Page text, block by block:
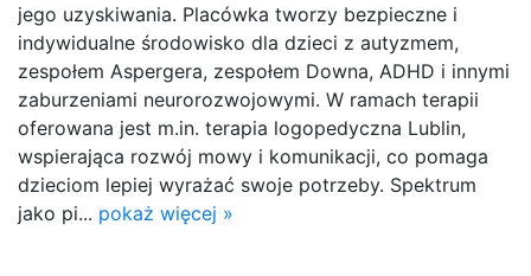
jego uzyskiwania. Placówka tworzy bezpieczne i
indywidualne środowisko dla dzieci z autyzmem,
zespołem Aspergera, zespołem Downa, ADHD i innymi
zaburzeniami neurorozwojowymi. W ramach terapii
oferowana jest m.in. terapia logopedyczna Lublin,
wspierająca rozwój mowy i komunikacji, co pomaga
dzieciom lepiej wyrażać swoje potrzeby. Spektrum
jako pi... pokaż więcej »